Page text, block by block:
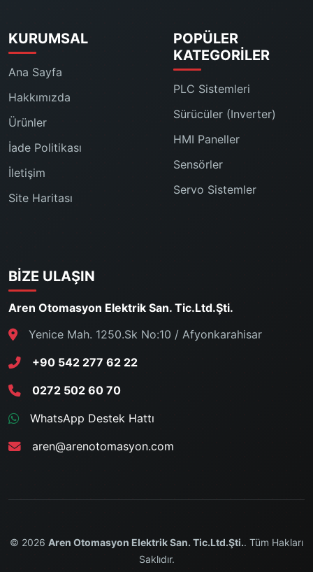
KURUMSAL
Ana Sayfa
Hakkımızda
Ürünler
İade Politikası
İletişim
Site Haritası
POPÜLER
KATEGORILER
PLC Sistemleri
Sürücüler (Inverter)
HMI Paneller
Sensörler
Servo Sistemler
BIZE ULAŞIN
Aren Otomasyon Elektrik San. Tic.Ltd.Şti.
Yenice Mah. 1250.Sk No:10 / Afyonkarahisar
+90 542 277 62 22
0272 502 60 70
WhatsApp Destek Hattı
aren@arenotomasyon.com
© 2026 Aren Otomasyon Elektrik San. Tic.Ltd.Şti.. Tüm Hakları
Saklıdır.